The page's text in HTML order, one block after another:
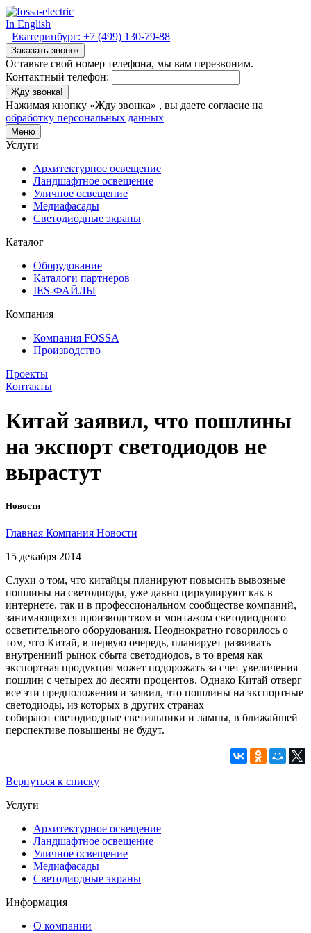
In English
Екатеринбург: +7 (499) 130-79-88
Заказать звонок
Оставьте свой номер телефона, мы вам перезвоним.
Контактный телефон:
Жду звонка!
Нажимая кнопку «Жду звонка» , вы даете согласие на
обработку персональных данных
Меню
Услуги
Архитектурное освещение
Ландшафтное освещение
Уличное освещение
Медиафасады
Светодиодные экраны
Каталог
Оборудование
Каталоги партнеров
IES-ФАЙЛЫ
Компания
Компания FOSSA
Производство
Проекты
Контакты
Китай заявил, что пошлины
на экспорт светодиодов не
вырастут
Новости
Главная Компания Новости
15 декабря 2014
Слухи о том, что китайцы планируют повысить вывозные
пошлины на светодиоды, уже давно циркулируют как в
интернете, так и в профессиональном сообществе компаний,
занимающихся производством и монтажом светодиодного
осветительного оборудования. Неоднократно говорилось о
том, что Китай, в первую очередь, планирует развивать
внутренний рынок сбыта светодиодов, в то время как
экспортная продукция может подорожать за счет увеличения
пошлин с четырех до десяти процентов. Однако Китай отверг
все эти предположения и заявил, что пошлины на экспортные
светодиоды, из которых в других странах
собирают светодиодные светильники и лампы, в ближайшей
перспективе повышены не будут.
Вернуться к списку
Услуги
Архитектурное освещение
Ландшафтное освещение
Уличное освещение
Медиафасады
Светодиодные экраны
Информация
О компании